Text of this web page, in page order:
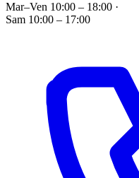
Mar–Ven 10:00 – 18:00 ·
Sam 10:00 – 17:00